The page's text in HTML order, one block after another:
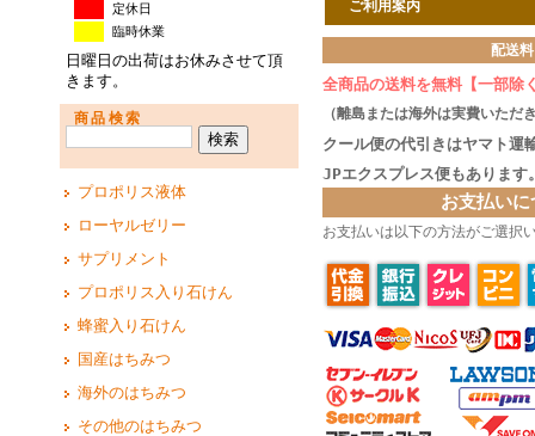
定休日
臨時休業
日曜日の出荷はお休みさせて頂
きます。
商品検索
プロポリス液体
ローヤルゼリー
サプリメント
プロポリス入り石けん
蜂蜜入り石けん
国産はちみつ
海外のはちみつ
その他のはちみつ
ご利用案内
配送料
全商品の送料を無料【一部除
（離島または海外は実費いただ
クール便の代引きはヤマト運
JPエクスプレス便もあります
お支払いに
お支払いは以下の方法がご選択